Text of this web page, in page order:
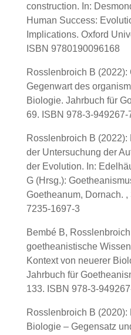
construction. In:
Human Success:
Implications. Oxford
ISBN 9780190096168
Rosslenbroich B (2022):
Gegenwart des
Biologie. Jahrbuch für
69. ISBN 978-3-949267-
Rosslenbroich B
der Untersuchung der
der Evolution. In:
G (Hrsg.):
Goetheanum, Dornach.
7235-1697-3
Bembé B,
goetheanistische
Kontext von neuerer
Jahrbuch für
133. ISBN 978-3-
Rosslenbroich B
Biologie – Gegensatz